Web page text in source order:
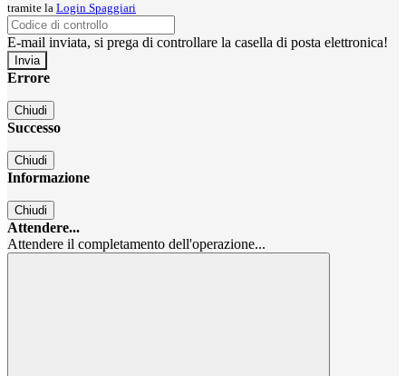
tramite la Login Spaggiari
E-mail inviata, si prega di controllare la casella di posta elettronica!
Errore
Chiudi
Successo
Chiudi
Informazione
Chiudi
Attendere...
Attendere il completamento dell'operazione...